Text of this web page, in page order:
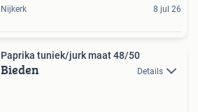
Nijkerk 8 jul 26
Paprika tuniek/jurk maat 48/50
Bieden Details